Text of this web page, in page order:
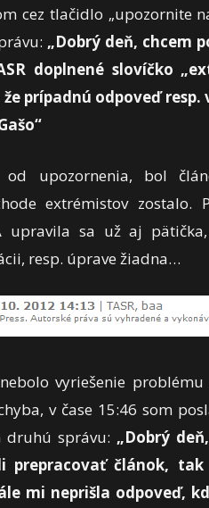
cez tlačidlo „upozornite
„Dobrý deň, chcem
doplnené slovíčko
prípadnú odpoveď
upozornenia, bol
extrémistov zostalo.
upravila sa už aj
resp. úprave žiadna…
vyriešenie
v čase 15:46 som
druhú správu: „Dobrý
prepracovať článok,
mi neprišla odpoveď,